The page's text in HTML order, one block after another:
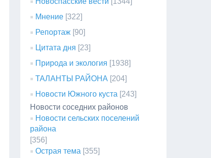
Мнение [322]
Репортаж [90]
Цитата дня [23]
Природа и экология [1938]
ТАЛАНТЫ РАЙОНА [204]
Новости Южного куста [243]
Новости соседних районов
Новости сельских поселений
района
[356]
Острая тема [355]